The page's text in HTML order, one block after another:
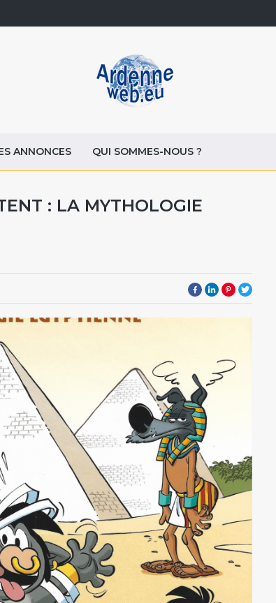
ANNONCES QUI SOMMES-NOUS ?
: LA MYTHOLOGIE